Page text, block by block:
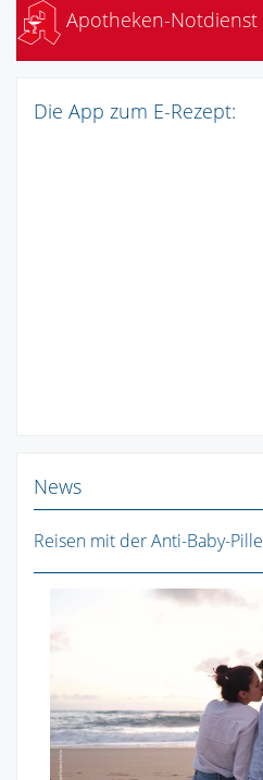
Apotheken-Notdienst
Die App zum E-Rezept:
News
Reisen mit der Anti-Baby-Pille